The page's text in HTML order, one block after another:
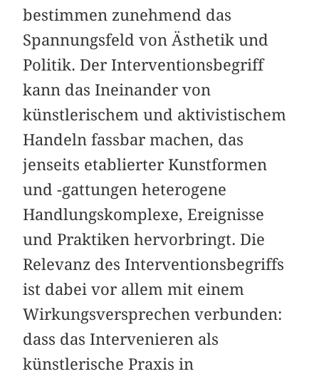
bestimmen zunehmend das
Spannungsfeld von Ästhetik und
Politik. Der Interventionsbegriff
kann das Ineinander von
künstlerischem und aktivistischem
Handeln fassbar machen, das
jenseits etablierter Kunstformen
und -gattungen heterogene
Handlungskomplexe, Ereignisse
und Praktiken hervorbringt. Die
Relevanz des Interventionsbegriffs
ist dabei vor allem mit einem
Wirkungsversprechen verbunden:
dass das Intervenieren als
künstlerische Praxis in